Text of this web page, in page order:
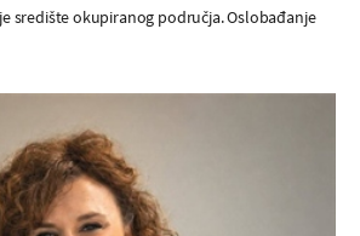
središte okupiranog područja. Oslobađanje